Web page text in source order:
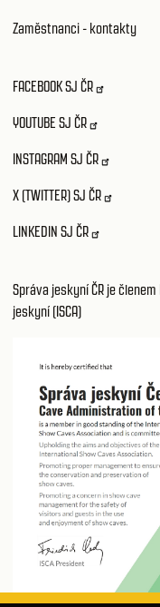
Zaměstnanci - kontakty
FACEBOOK SJ ČR
YOUTUBE SJ ČR
INSTAGRAM SJ ČR
X (TWITTER) SJ ČR
LINKEDIN SJ ČR
Správa jeskyní ČR je
jeskyní (ISCA)